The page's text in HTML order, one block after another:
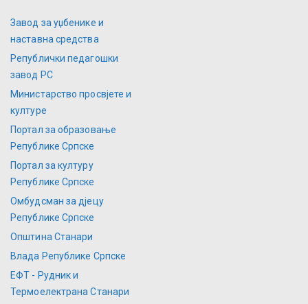
Завод за уџбенике и
наставна средства
Републички педагошки
завод РС
Министарство просвјете и
културе
Портал за образовање
Републике Српске
Портал за културу
Републике Српске
Омбудсман за дјецу
Републике Српске
Општина Станари
Влада Републике Српске
ЕФТ - Рудник и
Термоелектрана Станари